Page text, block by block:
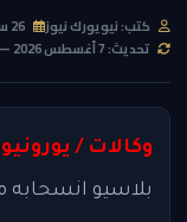
كتب: نيويورك نيوز
تحديث: 7 أغسطس 2026 — 1:00 PM
وكالات /
بلاسيو